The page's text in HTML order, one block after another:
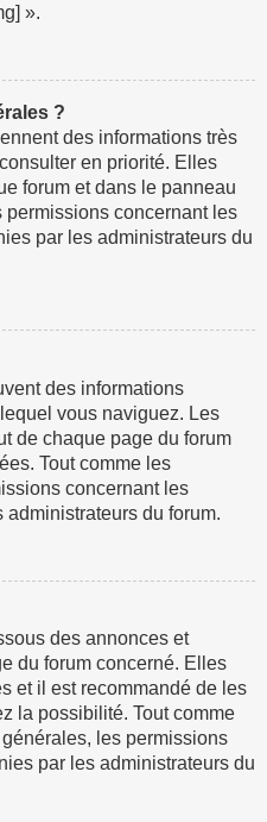
».
?
des informations très
en priorité. Elles
forum et dans le panneau
permissions concernant les
par les administrateurs du
des informations
vous naviguez. Les
de chaque page du forum
Tout comme les
concernant les
du forum.
des annonces et
du forum concerné. Elles
et il est recommandé de les
la possibilité. Tout comme
les permissions
par les administrateurs du